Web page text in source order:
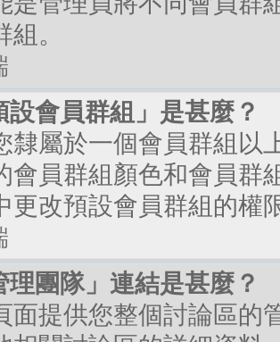
。
設會員群組」是甚麼？
隸屬於一個會員群組以
會員群組顏色和會員群
更改預設會員群組的權
理團隊」連結是甚麼？
面提供您整個討論區的